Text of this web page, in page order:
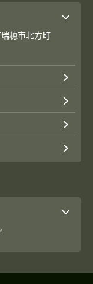
瑞穂市北方町